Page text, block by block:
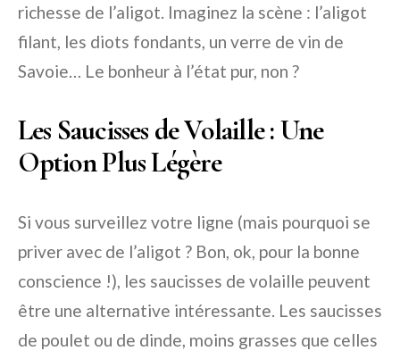
richesse de l’aligot. Imaginez la scène : l’aligot
filant, les diots fondants, un verre de vin de
Savoie… Le bonheur à l’état pur, non ?
Les Saucisses de Volaille : Une
Option Plus Légère
Si vous surveillez votre ligne (mais pourquoi se
priver avec de l’aligot ? Bon, ok, pour la bonne
conscience !), les saucisses de volaille peuvent
être une alternative intéressante. Les saucisses
de poulet ou de dinde, moins grasses que celles